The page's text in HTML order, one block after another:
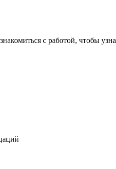
с работой, чтобы